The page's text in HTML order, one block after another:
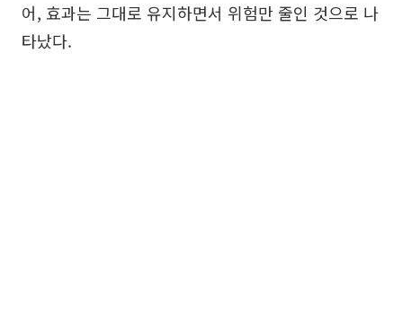
어, 효과는 그대로 유지하면서 위험만 줄인 것으로 나
타났다.